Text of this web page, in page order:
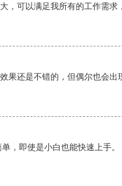
，可以满足我所有的工作需求
果还是不错的，但偶尔也会出
，即使是小白也能快速上手。